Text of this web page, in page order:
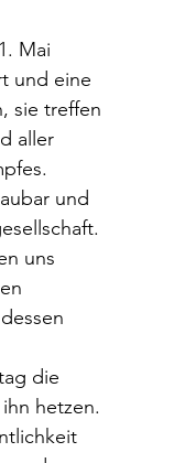
Mai
und eine
sie treffen
aller
und
uns
die
hetzen.